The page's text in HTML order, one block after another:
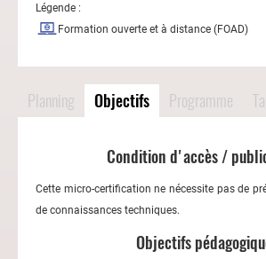
Légende :
Formation ouverte et à distance (FOAD)
Planning Objectifs Programme
Condition d'accès /
Cette micro-certification ne nécessite pas de
de connaissances techniques.
Objectifs